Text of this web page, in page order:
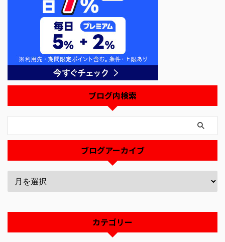
ブログ内検索
ブログアーカイブ
カテゴリー